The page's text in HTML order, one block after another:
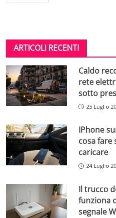
ARTICOLI RECENTI
Caldo
rete
sotto
25 Luglio
IPhone
cosa
caricare
24 Luglio
Il trucco
funziona
segnale